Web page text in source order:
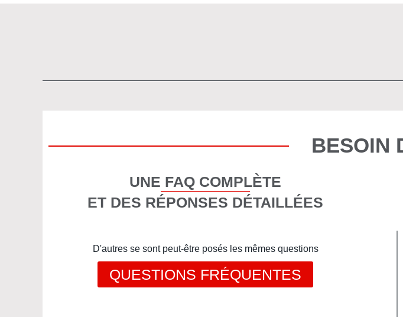
BESOIN
UNE FAQ COMPLÈTE
ET DES RÉPONSES DÉTAILLÉES
D'autres se sont peut-être posés les mêmes questions
QUESTIONS FRÉQUENTES